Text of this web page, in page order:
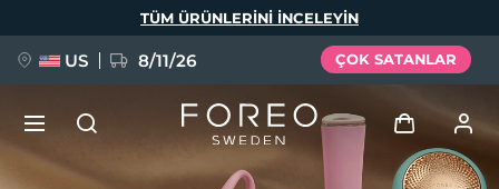
TÜM ÜRÜNLERINI INCELEYIN
US 8/11/26 ÇOK SATANLAR